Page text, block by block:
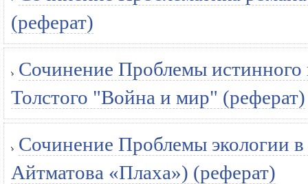
(реферат)
Сочинение Проблемы
Толстого "Война и мир" (реферат)
Сочинение Проблемы экологии
Айтматова «Плаха») (реферат)